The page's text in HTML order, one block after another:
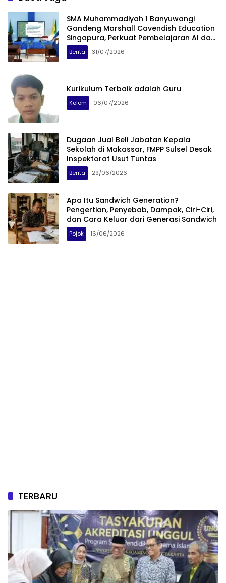
SMA Muhammadiyah 1 Banyuwangi
Gandeng Marshall Cavendish Education
Singapura, Perkuat Pembelajaran AI dan
Coding
Berita 31/07/2026
Kurikulum Terbaik adalah Guru
Kolom 06/07/2026
Dugaan Jual Beli Jabatan Kepala
Sekolah di Makassar, FMPP Sulsel Desak
Inspektorat Usut Tuntas
Berita 29/06/2026
Apa Itu Sandwich Generation?
Pengertian, Penyebab, Dampak, Ciri-Ciri,
dan Cara Keluar dari Generasi Sandwich
Pojok 16/06/2026
TERBARU